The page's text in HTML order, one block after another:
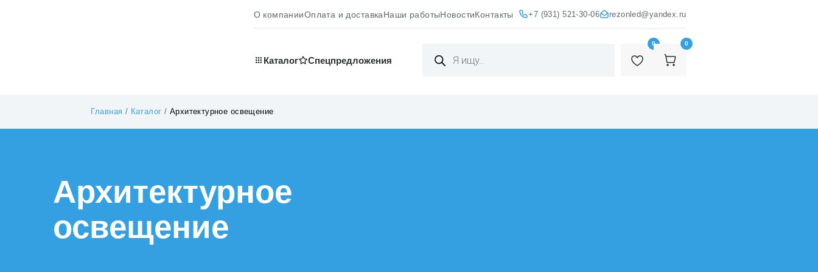
О компанииОплата и доставкаНаши работыНовостиКонтакты +7 (931) 521-30-06 rezonled@yandex.ru
Каталог Cпецпредложения
товаров
0 0
Главная / Каталог / Архитектурное освещение
Архитектурное
освещение